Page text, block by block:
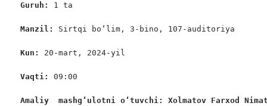
Guruh: 1 ta
Manzil: Sirtqi bo‘lim, 3-bino, 107-auditoriya
Kun: 20-mart, 2024-yil
Vaqti: 09:00
Amaliy  mashgʻulotni oʻtuvchi: Xolmatov Farxod